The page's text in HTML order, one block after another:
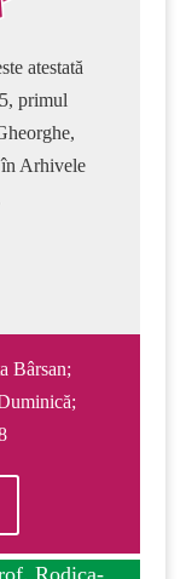
atestată
primul
în Arhivele
Bârsan;
Rodica-